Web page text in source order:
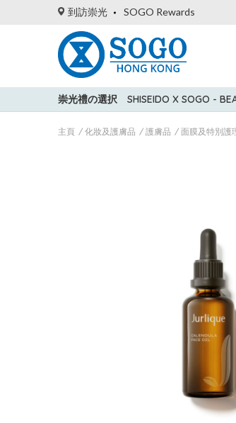
到訪崇光 SOGO Rewards
崇光禮の選択 SHISEIDO X SOGO -
主頁 化妝及護膚品 護膚品 面膜及特別護